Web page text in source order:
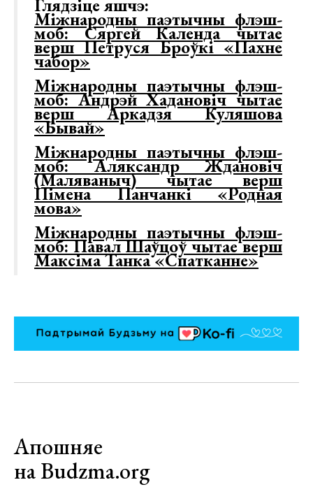
Глядзіце яшчэ:
Міжнародны паэтычны флэш-
моб: Сяргей Календа чытае
верш Петруся Броўкі «Пахне
чабор»
Міжнародны паэтычны флэш-
моб: Андрэй Хадановіч чытае
верш Аркадзя Куляшова
«Бывай»
Міжнародны паэтычны флэш-
моб: Аляксандр Ждановіч
(Маляваныч) чытае верш
Пімена Панчанкі «Родная
мова»
Міжнародны паэтычны флэш-
моб: Павал Шаўцоў чытае верш
Максіма Танка «Спатканне»
Апошняе
на Budzma.org